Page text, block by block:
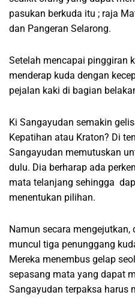
pasukan berkuda itu ; raja
dan Pangeran Selarong.
Setelah mencapai pinggiran
menderap kuda dengan
pejalan kaki di bagian
Ki Sangayudan semakin
Kepatihan atau Kraton? Di
Sangayudan memutuskan
dulu. Dia berharap ada
mata telanjang sehingga
menentukan pilihan.
Namun secara
muncul tiga penunggang
Mereka menembus gelap
sepasang mata yang dapat
Sangayudan terpaksa harus